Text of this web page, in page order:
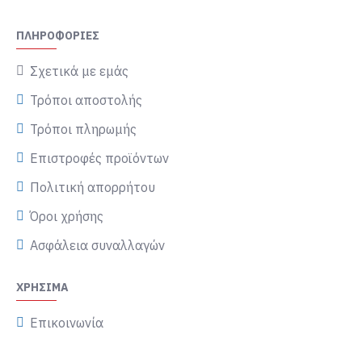
ΠΛΗΡΟΦΟΡΊΕΣ
Σχετικά με εμάς
Τρόποι αποστολής
Τρόποι πληρωμής
Επιστροφές προϊόντων
Πολιτική απορρήτου
Όροι χρήσης
Ασφάλεια συναλλαγών
ΧΡΉΣΙΜΑ
Επικοινωνία